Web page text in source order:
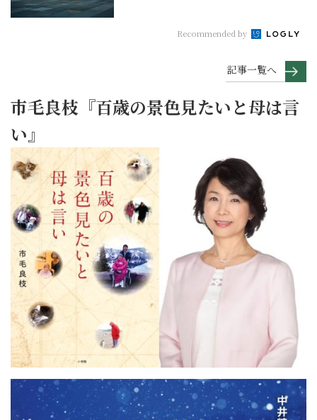
Recommended by
記事一覧へ
市毛良枝『百歳の景色見たいと母は言
い』